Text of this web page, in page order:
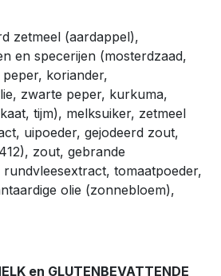
zetmeel (aardappel),
en specerijen (mosterdzaad,
koriander,
zwarte peper, kurkuma,
tijm), melksuiker, zetmeel
uipoeder, gejodeerd zout,
zout, gebrande
tomaatpoeder,
olie (zonnebloem),
en GLUTENBEVATTENDE